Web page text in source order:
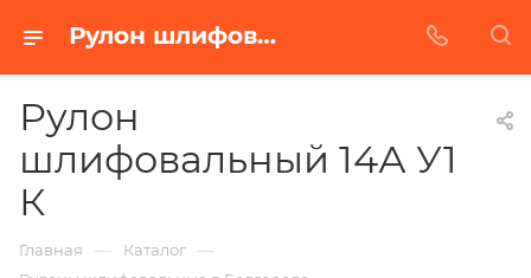
Рулон шлифовальный 14А У1 К в Белгороде | Купить по недорогой цене от Абразивного Завода
Рулон
шлифовальный 14А У1
К
Главная — Каталог —